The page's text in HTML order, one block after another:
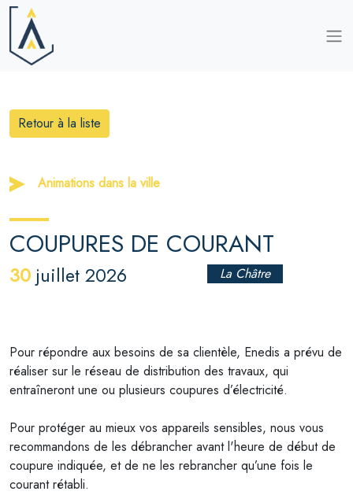
Retour à la liste
Animations dans la ville
COUPURES DE COURANT
30 juillet 2026 La Châtre
Pour répondre aux besoins de sa clientèle, Enedis a prévu de
réaliser sur le réseau de distribution des travaux, qui
entraîneront une ou plusieurs coupures d’électricité.
Pour protéger au mieux vos appareils sensibles, nous vous
recommandons de les débrancher avant l'heure de début de
coupure indiquée, et de ne les rebrancher qu’une fois le
courant rétabli.